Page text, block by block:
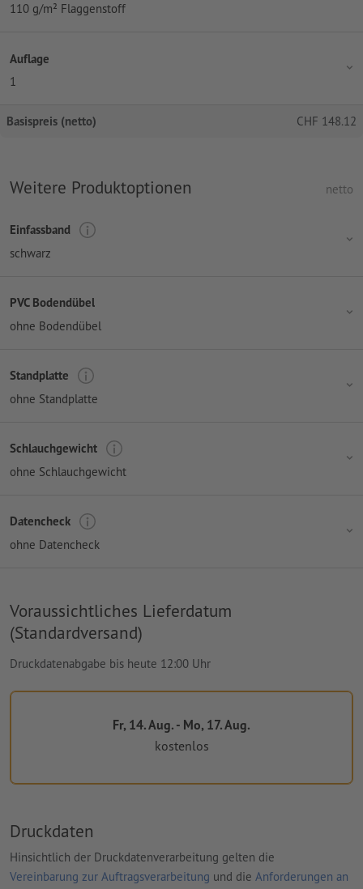
110 g/m² Flaggenstoff
Auflage
1
Basispreis (netto) CHF 148.12
Weitere Produktoptionen netto
Einfassband
schwarz
PVC Bodendübel
ohne Bodendübel
Standplatte
ohne Standplatte
Schlauchgewicht
ohne Schlauchgewicht
Datencheck
ohne Datencheck
Voraussichtliches Lieferdatum
(Standardversand)
Druckdatenabgabe bis heute 12:00 Uhr
Fr, 14. Aug. - Mo, 17. Aug.
kostenlos
Druckdaten
Hinsichtlich der Druckdatenverarbeitung gelten die
Vereinbarung zur Auftragsverarbeitung und die Anforderungen an